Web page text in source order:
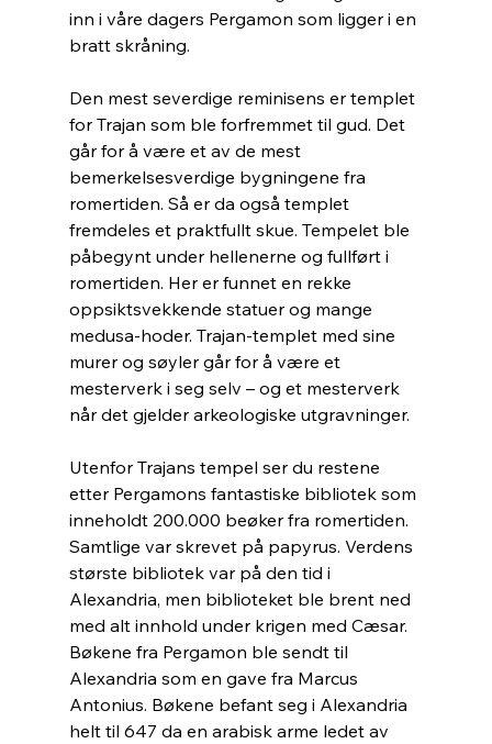
inn i våre dagers Pergamon som ligger i en
bratt skråning.
Den mest severdige reminisens er templet
for Trajan som ble forfremmet til gud. Det
går for å være et av de mest
bemerkelsesverdige bygningene fra
romertiden. Så er da også templet
fremdeles et praktfullt skue. Tempelet ble
påbegynt under hellenerne og fullført i
romertiden. Her er funnet en rekke
oppsiktsvekkende statuer og mange
medusa-hoder. Trajan-templet med sine
murer og søyler går for å være et
mesterverk i seg selv – og et mesterverk
når det gjelder arkeologiske utgravninger.
Utenfor Trajans tempel ser du restene
etter Pergamons fantastiske bibliotek som
inneholdt 200.000 beøker fra romertiden.
Samtlige var skrevet på papyrus. Verdens
største bibliotek var på den tid i
Alexandria, men biblioteket ble brent ned
med alt innhold under krigen med Cæsar.
Bøkene fra Pergamon ble sendt til
Alexandria som en gave fra Marcus
Antonius. Bøkene befant seg i Alexandria
helt til 647 da en arabisk arme ledet av